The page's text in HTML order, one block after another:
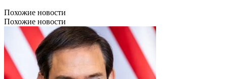
Похожие новости
Похожие новости